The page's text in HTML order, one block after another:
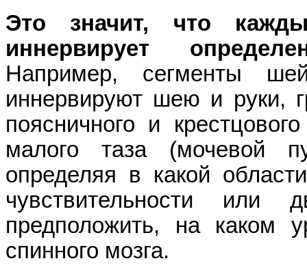
Это значит, что
иннервирует
Например, сегменты
иннервируют шею и руки,
поясничного и
малого таза (мочевой
определяя в какой
чувствительности или
предположить, на каком
спинного мозга.